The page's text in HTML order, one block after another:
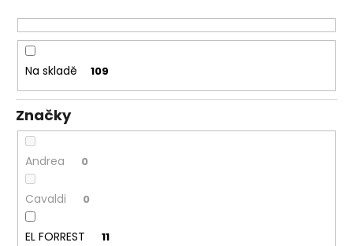
o
d
u
k
t
ů
Na skladě 109
Značky
Andrea 0
Cavaldi 0
EL FORREST 11
j
e
m